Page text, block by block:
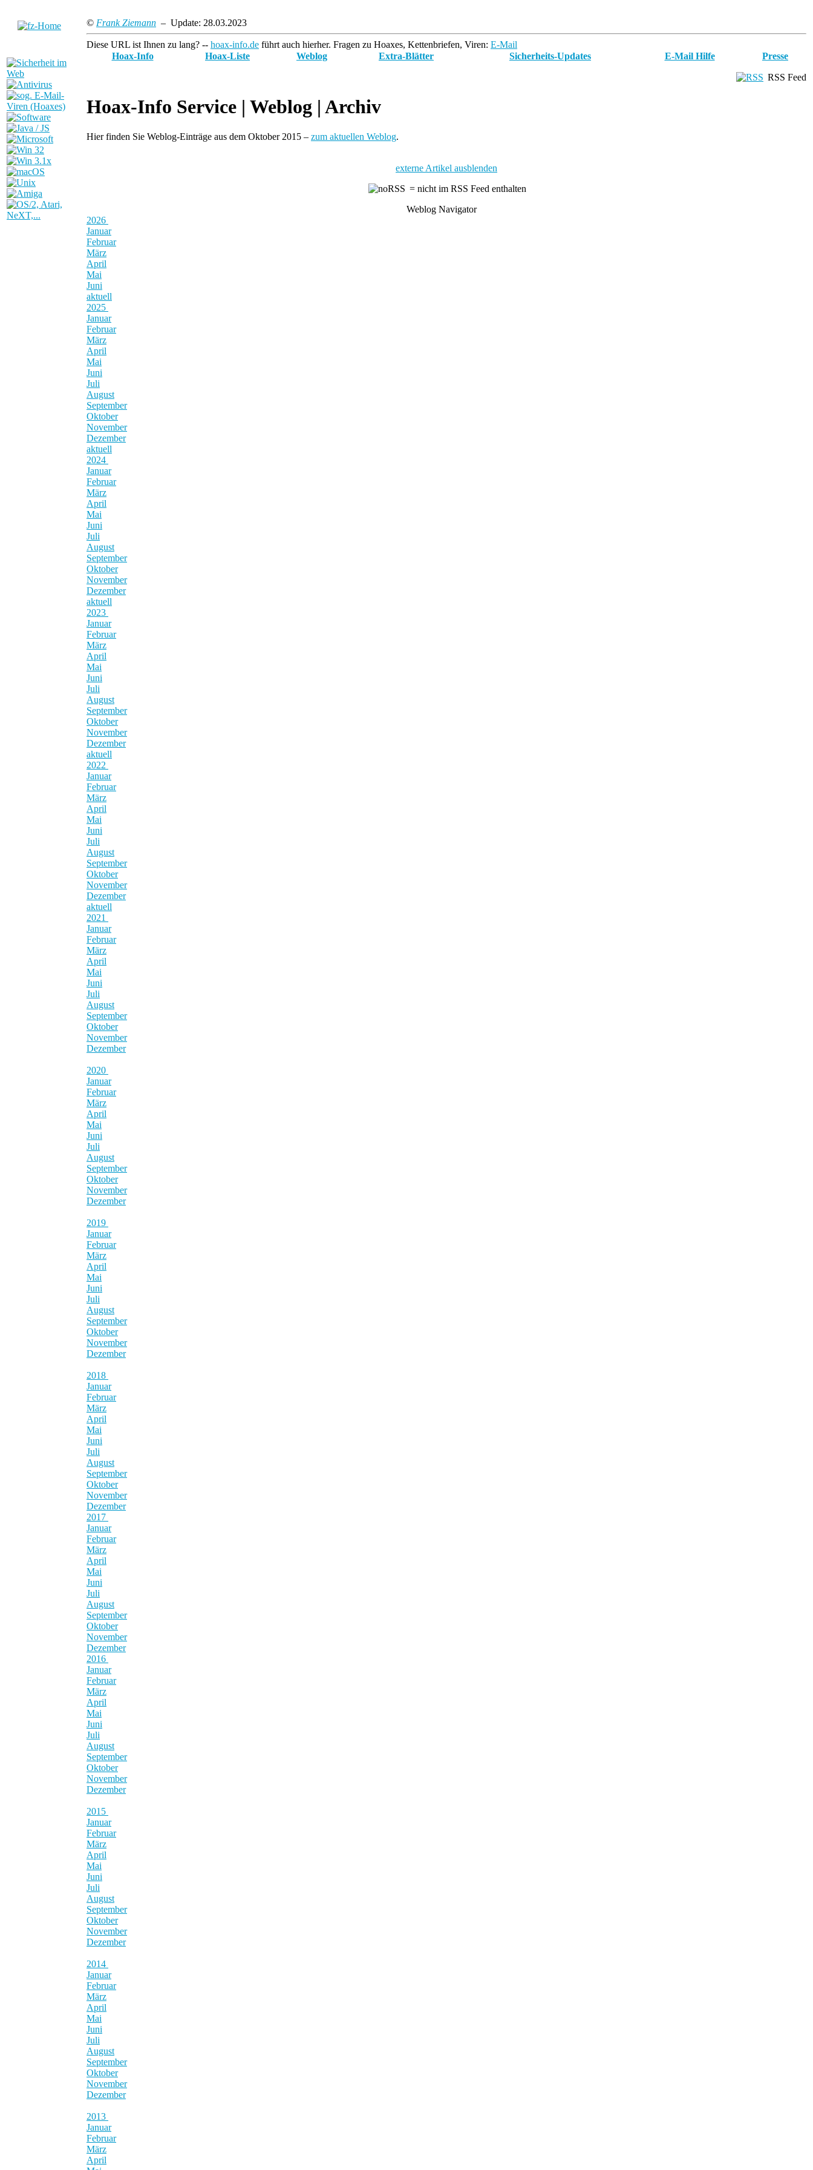
© Frank Ziemann – Update: 28.03.2023
Diese URL ist Ihnen zu lang? -- hoax-info.de führt auch hierher. Fragen zu Hoaxes, Kettenbriefen, Viren: E-Mail
Hoax-Info
Hoax-Liste Weblog Extra-Blätter Sicherheits-Updates E-Mail Hilfe Presse
RSS Feed
Hoax-Info Service | Weblog | Archiv
Hier finden Sie Weblog-Einträge aus dem Oktober 2015 – zum aktuellen Weblog.
externe Artikel ausblenden
= nicht im RSS Feed enthalten
Weblog Navigator
2026
Januar
Februar
März
April
Mai
Juni
aktuell
2025
Januar
Februar
März
April
Mai
Juni
Juli
August
September
Oktober
November
Dezember
aktuell
2024
Januar
Februar
März
April
Mai
Juni
Juli
August
September
Oktober
November
Dezember
aktuell
2023
Januar
Februar
März
April
Mai
Juni
Juli
August
September
Oktober
November
Dezember
aktuell
2022
Januar
Februar
März
April
Mai
Juni
Juli
August
September
Oktober
November
Dezember
aktuell
2021
Januar
Februar
März
April
Mai
Juni
Juli
August
September
Oktober
November
Dezember
2020
Januar
Februar
März
April
Mai
Juni
Juli
August
September
Oktober
November
Dezember
2019
Januar
Februar
März
April
Mai
Juni
Juli
August
September
Oktober
November
Dezember
2018
Januar
Februar
März
April
Mai
Juni
Juli
August
September
Oktober
November
Dezember
2017
Januar
Februar
März
April
Mai
Juni
Juli
August
September
Oktober
November
Dezember
2016
Januar
Februar
März
April
Mai
Juni
Juli
August
September
Oktober
November
Dezember
2015
Januar
Februar
März
April
Mai
Juni
Juli
August
September
Oktober
November
Dezember
2014
Januar
Februar
März
April
Mai
Juni
Juli
August
September
Oktober
November
Dezember
2013
Januar
Februar
März
April